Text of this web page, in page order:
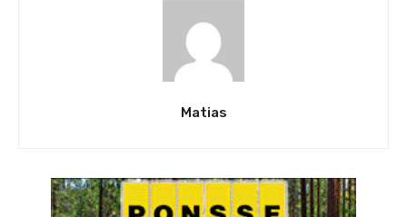
Matias